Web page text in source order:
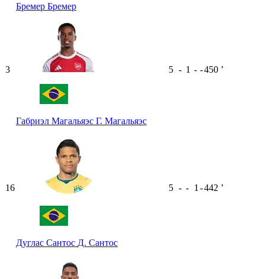
Бремер Бремер
3
Габриэл Магальяэс Г. Магальяэс
5 - 1 - -450 ʼ
16
Дуглас Сантос Д. Сантос
5 - - 1 -442 ʼ